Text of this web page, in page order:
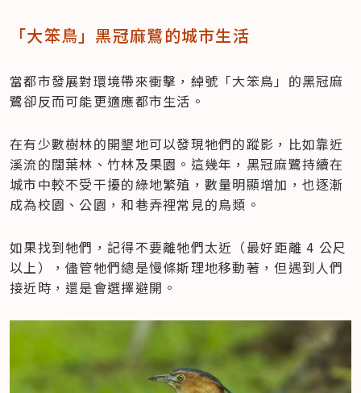
「大笨鳥」黑冠麻鷺的城市生活
當都市發展對環境帶來衝擊，綽號「大笨鳥」的黑冠麻
鷺卻反而可能更適應都市生活。
在有少數樹林的開墾地可以發現牠們的蹤影，比如靠近
溪流的闊葉林、竹林及果園。這幾年，黑冠麻鷺持續在
城市中較不受干擾的綠地繁殖，數量明顯增加，也逐漸
成為校園、公園，和巷弄裡常見的鳥類。
如果找到牠們，記得不要離牠們太近（最好距離 4 公尺
以上），儘管牠們總是慢條斯理地移動著，但遇到人們
接近時，還是會選擇避開。